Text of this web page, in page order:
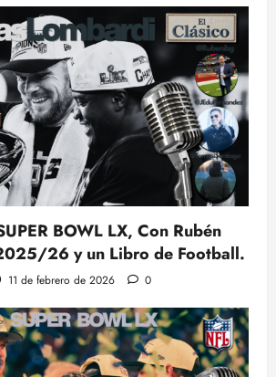
BOWL LX, Con Rubén
26 y un Libro de Football.
11 de febrero de 2026 0